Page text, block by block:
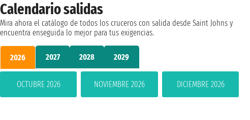
Calendario salidas
Mira ahora el catálogo de todos los cruceros con salida desde Saint Johns y
encuentra enseguida lo mejor para tus exigencias.
2026 2027 2028 2029
OCTUBRE 2026 NOVIEMBRE 2026 DICIEMBRE 2026